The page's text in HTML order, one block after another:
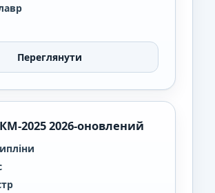
Переглянути
2025 2026-оновлений